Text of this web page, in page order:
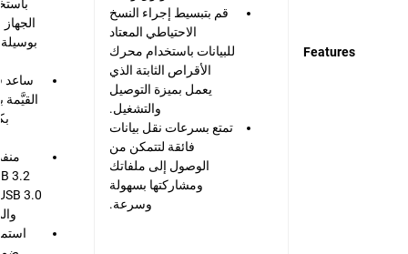
Features
قم بتبسيط إجراء النسخ
الاحتياطي المعتاد
للبيانات باستخدام محرك
الأقراص الثابتة الذي
يعمل بميزة التوصيل
والتشغيل.
تمتع بسرعات نقل بيانات
فائقة لتتمكن من
الوصول إلى ملفاتك
ومشاركتها بسهولة
وسرعة.
ساعد
القيَّمة